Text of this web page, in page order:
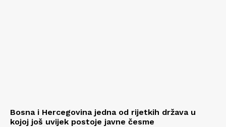
Bosna i Hercegovina jedna od rijetkih država u
kojoj još uvijek postoje javne česme